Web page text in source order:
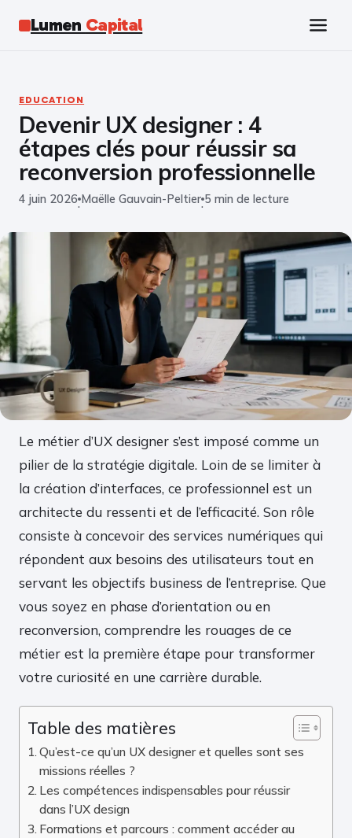
Lumen Capital
Business
Finance
Marketing
EDUCATION
Devenir UX designer : 4
étapes clés pour réussir sa
reconversion professionnelle
4 juin 2026
·
Maëlle Gauvain-Peltier
·
5 min de lecture
Le métier d’UX designer s’est imposé comme un
pilier de la stratégie digitale. Loin de se limiter à
la création d’interfaces, ce professionnel est un
architecte du ressenti et de l’efficacité. Son rôle
consiste à concevoir des services numériques qui
répondent aux besoins des utilisateurs tout en
servant les objectifs business de l’entreprise. Que
vous soyez en phase d’orientation ou en
reconversion, comprendre les rouages de ce
métier est la première étape pour transformer
votre curiosité en une carrière durable.
Table des matières
Qu’est-ce qu’un UX designer et quelles sont ses
missions réelles ?
Les compétences indispensables pour réussir
dans l’UX design
Formations et parcours : comment accéder au